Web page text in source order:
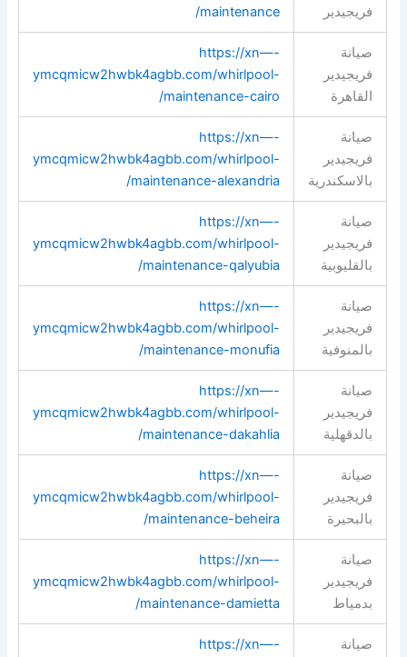
فريجيدير
maintenance/
صيانة
فريجيدير
القاهرة
https://xn—-
ymcqmicw2hwbk4agbb.com/whirlpool-
maintenance-cairo/
صيانة
فريجيدير
بالاسكندرية
https://xn—-
ymcqmicw2hwbk4agbb.com/whirlpool-
maintenance-alexandria/
صيانة
فريجيدير
بالقليوبية
https://xn—-
ymcqmicw2hwbk4agbb.com/whirlpool-
maintenance-qalyubia/
صيانة
فريجيدير
بالمنوفية
https://xn—-
ymcqmicw2hwbk4agbb.com/whirlpool-
maintenance-monufia/
صيانة
فريجيدير
بالدقهلية
https://xn—-
ymcqmicw2hwbk4agbb.com/whirlpool-
maintenance-dakahlia/
صيانة
فريجيدير
بالبحيرة
https://xn—-
ymcqmicw2hwbk4agbb.com/whirlpool-
maintenance-beheira/
صيانة
فريجيدير
بدمياط
https://xn—-
ymcqmicw2hwbk4agbb.com/whirlpool-
maintenance-damietta/
صيانة
https://xn—-